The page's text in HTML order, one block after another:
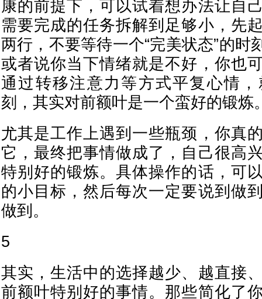
康的前提下，可以试着想办法让自
需要完成的任务拆解到足够小，先
两行，不要等待一个“完美状态”的时
或者说你当下情绪就是不好，你也
通过转移注意力等方式平复心情
刻，其实对前额叶是一个蛮好的锻炼
尤其是工作上遇到一些瓶颈，你真
它，最终把事情做成了，自己很高
特别好的锻炼。具体操作的话，可
的小目标，然后每次一定要说到做
做到。
5
其实，生活中的选择越少、越直接
前额叶特别好的事情。那些简化了